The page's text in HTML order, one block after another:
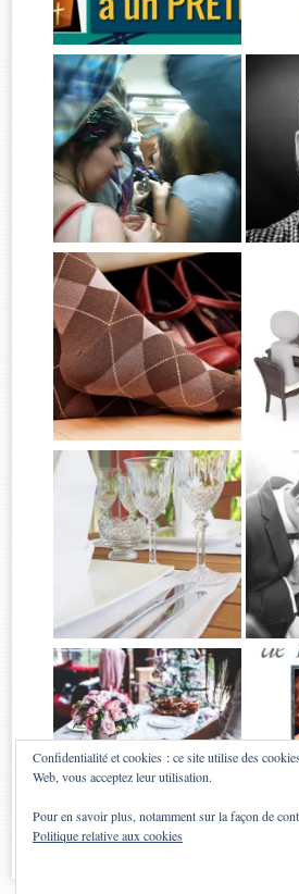
Confidentialité et cookies : ce site utilise des
Web, vous acceptez leur utilisation.
Pour en savoir plus, notamment sur la façon de
Politique relative aux cookies